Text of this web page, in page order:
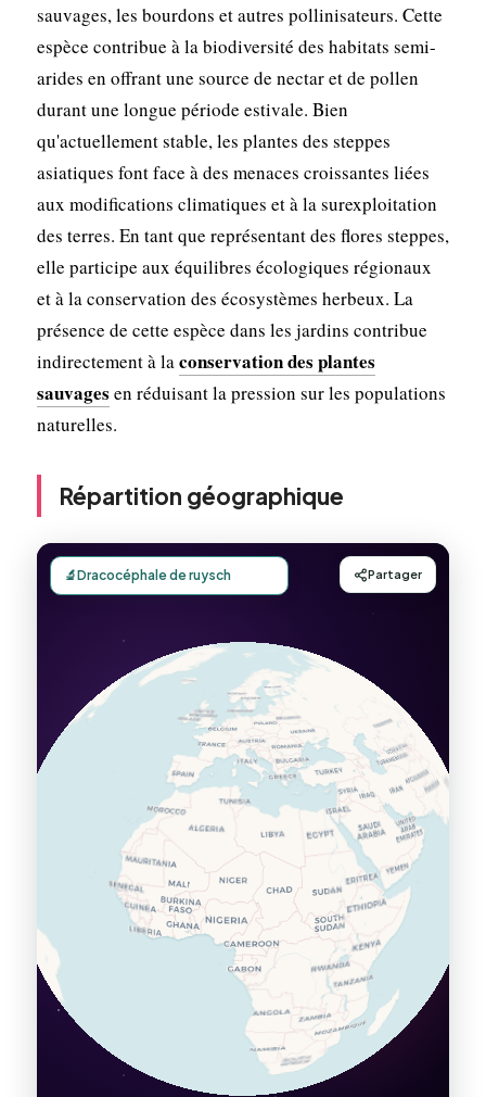
sauvages, les bourdons et autres pollinisateurs. Cette
espèce contribue à la biodiversité des habitats semi-
arides en offrant une source de nectar et de pollen
durant une longue période estivale. Bien
qu'actuellement stable, les plantes des steppes
asiatiques font face à des menaces croissantes liées
aux modifications climatiques et à la surexploitation
des terres. En tant que représentant des flores steppes,
elle participe aux équilibres écologiques régionaux
et à la conservation des écosystèmes herbeux. La
présence de cette espèce dans les jardins contribue
indirectement à laconservation des plantes
sauvages en réduisant la pression sur les populations
naturelles.
Répartition géographique